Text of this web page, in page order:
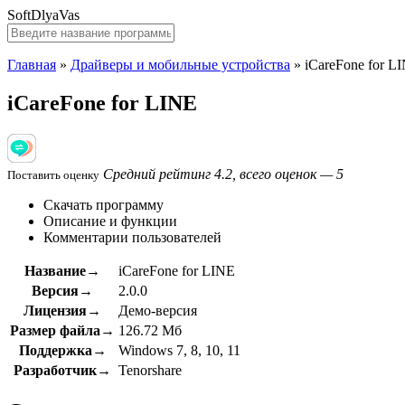
SoftDlyaVas
Главная » Драйверы и мобильные устройства » iCareFone for
iCareFone for LINE
Поставить оценку Средний рейтинг 4.2, всего оценок — 5
Скачать программу
Описание и функции
Комментарии пользователей
Название→
iCareFone for LINE
Версия→
2.0.0
Лицензия→
Демо-версия
Размер файла→ 126.72 Мб
Поддержка→
Windows 7, 8, 10, 11
Разработчик→
Tenorshare